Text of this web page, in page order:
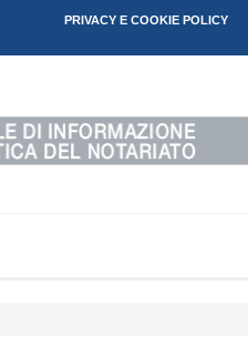
PRIVACY E COOKIE POLICY